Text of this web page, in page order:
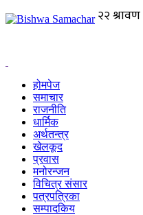
होमपेज
समाचार
राजनीति
धार्मिक
अर्थतन्त्र
खेलकूद
प्रवास
मनोरन्जन
विचित्र संसार
पत्रपत्रिका
सम्पादकिय